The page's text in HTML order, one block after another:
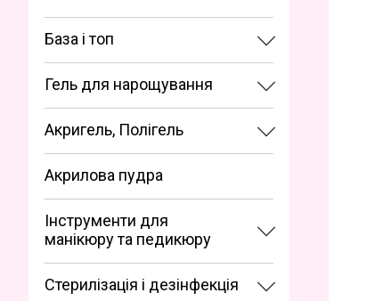
База і топ
Гель для нарощування
Акригель, Полігель
Акрилова пудра
Інструменти для
манікюру та педикюру
Стерилізація і дезінфекція